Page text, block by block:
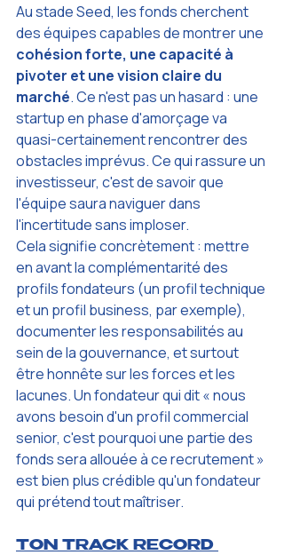
Au stade Seed, les fonds cherchent
des équipes capables de montrer une
cohésion forte, une capacité à
pivoter et une vision claire du
marché. Ce n'est pas un hasard : une
startup en phase d'amorçage va
quasi-certainement rencontrer des
obstacles imprévus. Ce qui rassure un
investisseur, c'est de savoir que
l'équipe saura naviguer dans
l'incertitude sans imploser.
Cela signifie concrètement : mettre
en avant la complémentarité des
profils fondateurs (un profil technique
et un profil business, par exemple),
documenter les responsabilités au
sein de la gouvernance, et surtout
être honnête sur les forces et les
lacunes. Un fondateur qui dit « nous
avons besoin d'un profil commercial
senior, c'est pourquoi une partie des
fonds sera allouée à ce recrutement »
est bien plus crédible qu'un fondateur
qui prétend tout maîtriser.
TON TRACK RECORD